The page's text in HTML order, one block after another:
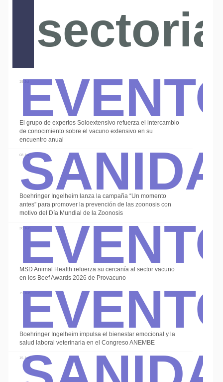
15 Jul
El grupo de expertos Soloextensivo refuerza el intercambio
de conocimiento sobre el vacuno extensivo en su
encuentro anual
08 Jul
Boehringer Ingelheim lanza la campaña “Un momento
antes” para promover la prevención de las zoonosis con
motivo del Día Mundial de la Zoonosis
30 Jun
MSD Animal Health refuerza su cercanía al sector vacuno
en los Beef Awards 2026 de Provacuno
19 Jun
Boehringer Ingelheim impulsa el bienestar emocional y la
salud laboral veterinaria en el Congreso ANEMBE
15 Jun